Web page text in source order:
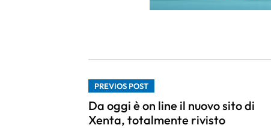
PREVIOS POST
Da oggi è on line il nuovo sito di
Xenta, totalmente rivisto